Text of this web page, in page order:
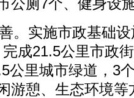
公厕7个、健身设
。实施市政基础
成21.5公里市政
公里城市绿道，3
游憩、生态环境